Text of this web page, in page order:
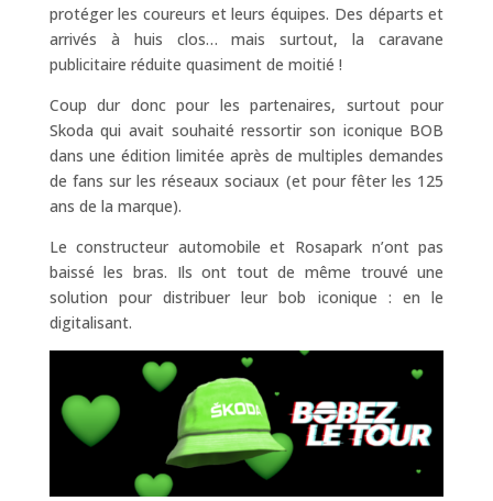
protéger les coureurs et leurs équipes. Des départs et
arrivés à huis clos… mais surtout, la caravane
publicitaire réduite quasiment de moitié !
Coup dur donc pour les partenaires, surtout pour
Skoda qui avait souhaité ressortir son iconique BOB
dans une édition limitée après de multiples demandes
de fans sur les réseaux sociaux (et pour fêter les 125
ans de la marque).
Le constructeur automobile et Rosapark n’ont pas
baissé les bras. Ils ont tout de même trouvé une
solution pour distribuer leur bob iconique : en le
digitalisant.